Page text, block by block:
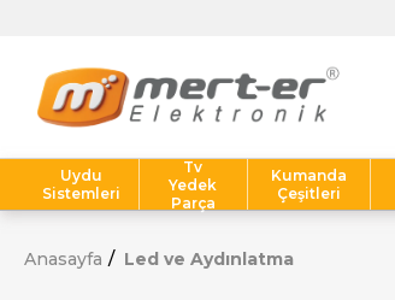
Uydu
Sistemleri
Tv
Yedek
Parça
Kumanda
Çeşitleri
Anasayfa Led ve Aydınlatma